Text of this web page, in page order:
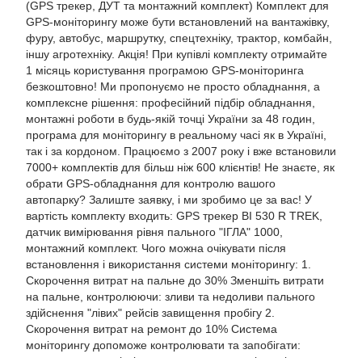
(GPS трекер, ДУТ та монтажний комплект) Комплект для
GPS-моніторингу може бути встановлений на вантажівку,
фуру, автобус, маршрутку, спецтехніку, трактор, комбайн,
іншу агротехніку. Акція! При купівлі комплекту отримайте
1 місяць користування програмою GPS-моніторинга
безкоштовно! Ми пропонуємо не просто обладнання, а
комплексне рішення: професійний підбір обладнання,
монтажні роботи в будь-якій точці України за 48 годин,
програма для моніторингу в реальному часі як в Україні,
так і за кордоном. Працюємо з 2007 року і вже встановили
7000+ комплектів для більш ніж 600 клієнтів! Не знаєте, як
обрати GPS-обладнання для контролю вашого
автопарку? Залиште заявку, і ми зробимо це за вас! У
вартість комплекту входить: GPS трекер BI 530 R TREK,
датчик вимірювання рівня пального "ІГЛА" 1000,
монтажний комплект. Чого можна очікувати після
встановлення і використання системи моніторингу: 1.
Скорочення витрат на пальне до 30% Зменшіть витрати
на пальне, контролюючи: зливи та недоливи пального
здійснення "лівих" рейсів завищення пробігу 2.
Скорочення витрат на ремонт до 10% Система
моніторингу допоможе контролювати та запобігати: